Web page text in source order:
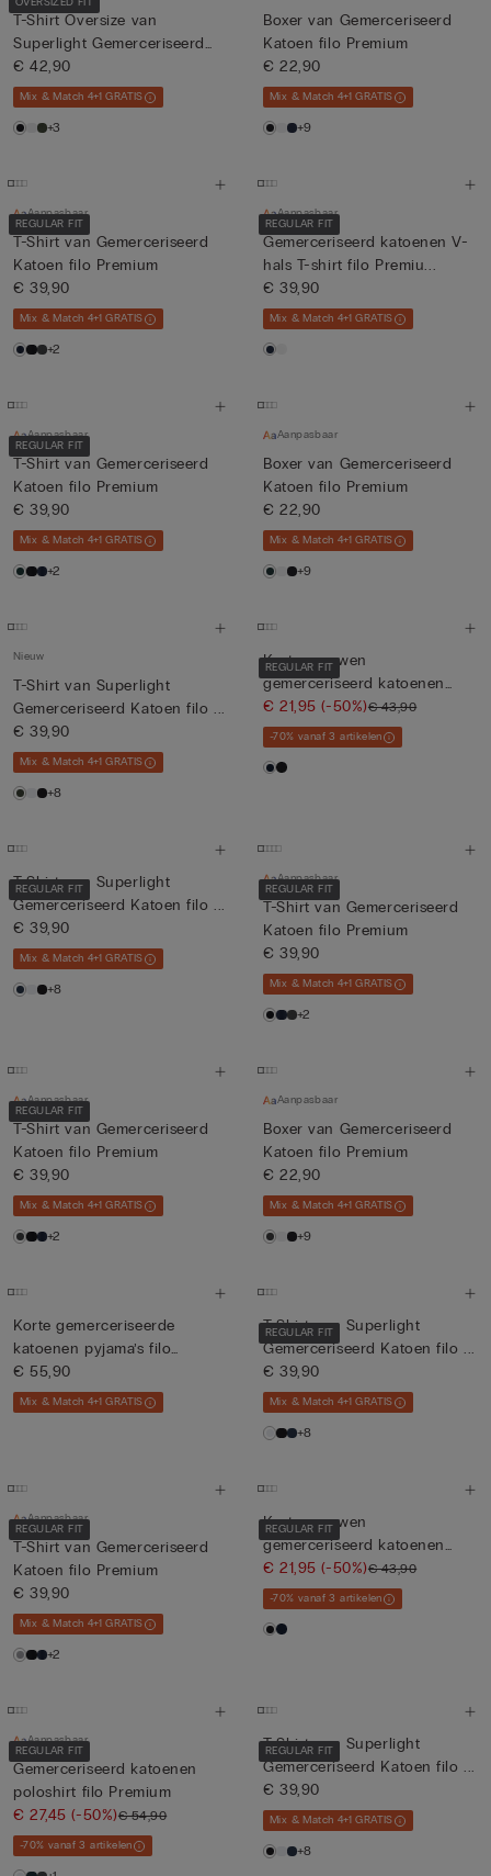
T-Shirt Oversize van
Superlight Gemerceriseerd
Kat...
€ 42,90
Mix & Match 4+1 GRATIS
+3
Boxer van Gemerceriseerd
Katoen filo Premium
€ 22,90
Mix & Match 4+1 GRATIS
+9
REGULAR FIT
Aanpasbaar
T-Shirt van Gemerceriseerd
Katoen filo Premium
€ 39,90
Mix & Match 4+1 GRATIS
+2
REGULAR FIT
Aanpasbaar
Gemerceriseerd katoenen V-
hals T-shirt filo Premiu...
€ 39,90
Mix & Match 4+1 GRATIS
REGULAR FIT
Aanpasbaar
T-Shirt van Gemerceriseerd
Katoen filo Premium
€ 39,90
Mix & Match 4+1 GRATIS
+2
Aanpasbaar
Boxer van Gemerceriseerd
Katoen filo Premium
€ 22,90
Mix & Match 4+1 GRATIS
+9
Nieuw
T-Shirt van Superlight
Gemerceriseerd Katoen filo ...
€ 39,90
Mix & Match 4+1 GRATIS
+8
REGULAR FIT
Korte mouwen
gemerceriseerd katoenen
poloshirt met...
€ 21,95(-50%)€ 43,90
-70% vanaf 3 artikelen
REGULAR FIT
T-Shirt van Superlight
Gemerceriseerd Katoen filo ...
€ 39,90
Mix & Match 4+1 GRATIS
+8
REGULAR FIT
Aanpasbaar
T-Shirt van Gemerceriseerd
Katoen filo Premium
€ 39,90
Mix & Match 4+1 GRATIS
+2
REGULAR FIT
Aanpasbaar
T-Shirt van Gemerceriseerd
Katoen filo Premium
€ 39,90
Mix & Match 4+1 GRATIS
+2
Aanpasbaar
Boxer van Gemerceriseerd
Katoen filo Premium
€ 22,90
Mix & Match 4+1 GRATIS
+9
Korte gemerceriseerde
katoenen pyjama’s filo
Premi...
€ 55,90
Mix & Match 4+1 GRATIS
REGULAR FIT
T-Shirt van Superlight
Gemerceriseerd Katoen filo ...
€ 39,90
Mix & Match 4+1 GRATIS
+8
REGULAR FIT
Aanpasbaar
T-Shirt van Gemerceriseerd
Katoen filo Premium
€ 39,90
Mix & Match 4+1 GRATIS
+2
REGULAR FIT
Korte mouwen
gemerceriseerd katoenen
poloshirt met...
€ 21,95(-50%)€ 43,90
-70% vanaf 3 artikelen
REGULAR FIT
Aanpasbaar
Gemerceriseerd katoenen
poloshirt filo Premium
€ 27,45(-50%)€ 54,90
-70% vanaf 3 artikelen
REGULAR FIT
T-Shirt van Superlight
Gemerceriseerd Katoen filo ...
€ 39,90
Mix & Match 4+1 GRATIS
+8